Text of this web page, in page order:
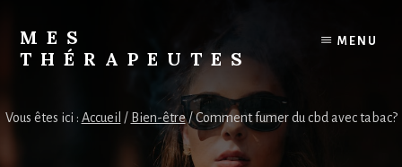
content
MES
THÉRAPEUTES
thérapeute
MENU
Vous êtes ici : Accueil / Bien-être /Comment fumer du cbd avec tabac?